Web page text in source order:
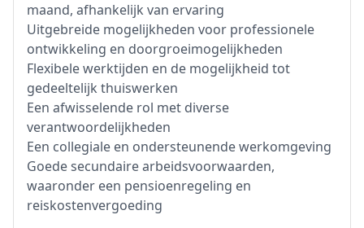
maand, afhankelijk van ervaring
Uitgebreide mogelijkheden voor professionele
ontwikkeling en doorgroeimogelijkheden
Flexibele werktijden en de mogelijkheid tot
gedeeltelijk thuiswerken
Een afwisselende rol met diverse
verantwoordelijkheden
Een collegiale en ondersteunende werkomgeving
Goede secundaire arbeidsvoorwaarden,
waaronder een pensioenregeling en
reiskostenvergoeding